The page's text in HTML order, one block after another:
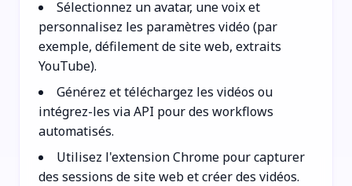
Sélectionnez un avatar, une voix et
personnalisez les paramètres vidéo (par
exemple, défilement de site web, extraits
YouTube).
Générez et téléchargez les vidéos ou
intégrez-les via API pour des workflows
automatisés.
Utilisez l'extension Chrome pour capturer
des sessions de site web et créer des vidéos.